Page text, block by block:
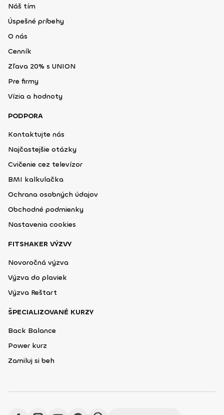
Náš tím
Úspešné príbehy
O nás
Cenník
Zľava 20% s UNION
Pre firmy
Vízia a hodnoty
PODPORA
Kontaktujte nás
Najčastejšie otázky
Cvičenie cez televízor
BMI kalkulačka
Ochrana osobných údajov
Obchodné podmienky
Nastavenia cookies
FITSHAKER VÝZVY
Novoročná výzva
Výzva do plaviek
Výzva Reštart
ŠPECIALIZOVANÉ KURZY
Back Balance
Power kurz
Zamiluj si beh